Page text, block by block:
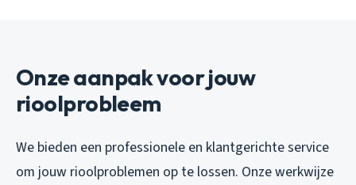
Onze aanpak voor jouw
rioolprobleem
We bieden een professionele en klantgerichte service
om jouw rioolproblemen op te lossen. Onze werkwijze